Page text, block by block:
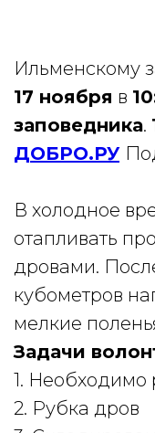
Ильменскому
17 ноября в
заповедника.
ДОБРО.РУ
В холодное
отапливать
дровами.
кубометров
мелкие
Задачи
1. Необходимо
2. Рубка дров